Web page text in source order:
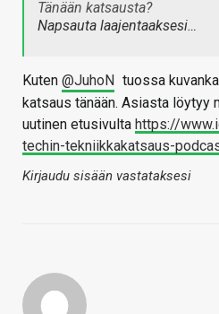
Tänään katsausta?
Napsauta laajentaaksesi…
Kuten @JuhoN tuossa
katsaus tänään. Asiasta löytyy
uutinen etusivulta https://
techin-tekniikkakatsaus-
Kirjaudu sisään vastataksesi